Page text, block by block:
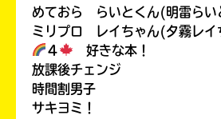
めておら らいとくん(明雷らい
ミリプロ レイちゃん(夕霧レイ
４
好きな本！
放課後チェンジ
時間割男子
サキヨミ！